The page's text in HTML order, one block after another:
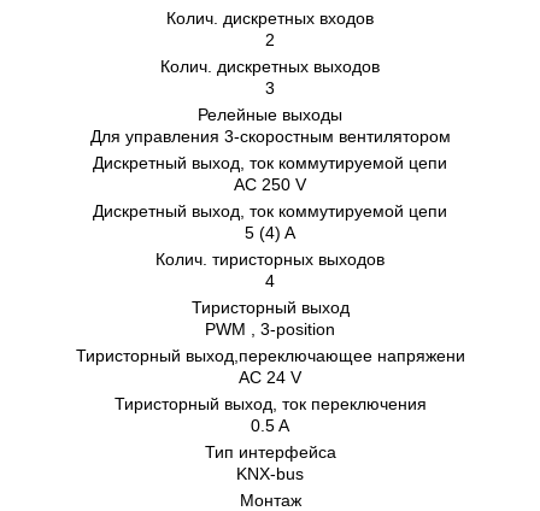
Колич. дискретных входов
2
Колич. дискретных выходов
3
Релейные выходы
Для управления 3-скоростным вентилятором
Дискретный выход, ток коммутируемой цепи
AC 250 V
Дискретный выход, ток коммутируемой цепи
5 (4) A
Колич. тиристорных выходов
4
Тиристорный выход
PWM , 3-position
Тиристорный выход,переключающее напряжени
AC 24 V
Тиристорный выход, ток переключения
0.5 A
Тип интерфейса
KNX-bus
Монтаж